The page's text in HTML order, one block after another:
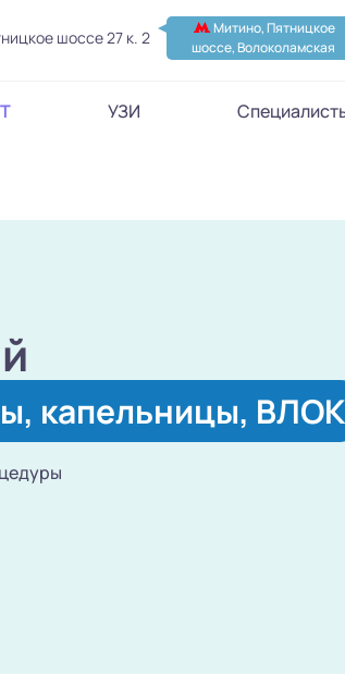
шоссе 27 к. 2
Митино, Пятницкое
шоссе, Волоколамская
УЗИ
капельницы, ВЛОК